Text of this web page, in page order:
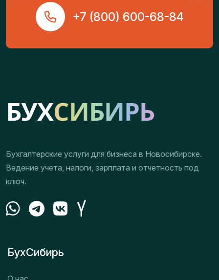
+7 (800) 600-68-84
Бухгалтерские услуги для бизнеса в Новосибирске.
Ведение учета, налоги, зарплата и отчетность под
ключ.
БухСибирь